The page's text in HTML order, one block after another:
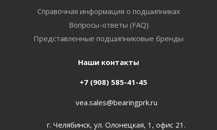
Справочная информация о подшипниках
Вопросы-ответы (FAQ)
Представленные подшипниковые бренды
Наши контакты
+7 (908) 585-41-45
vea.sales@bearingprk.ru
г. Челябинск, ул. Олонецкая, 1, офис 21.